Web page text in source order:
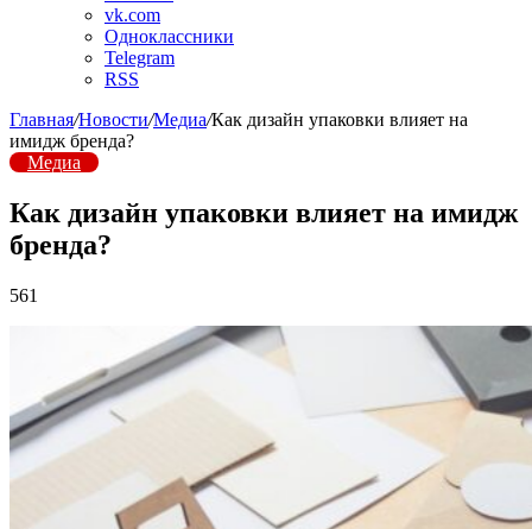
vk.com
Одноклассники
Telegram
RSS
Главная/Новости/Медиа/Как дизайн упаковки влияет на
имидж бренда?
Медиа
Как дизайн упаковки влияет на имидж
бренда?
561